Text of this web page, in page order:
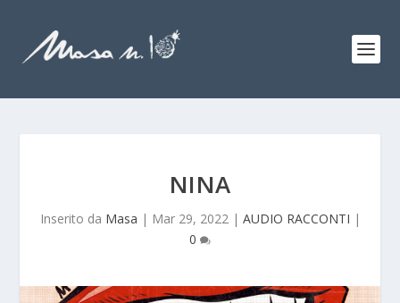
NINA
Inserito da Masa | Mar 29, 2022| AUDIO RACCONTI |
0